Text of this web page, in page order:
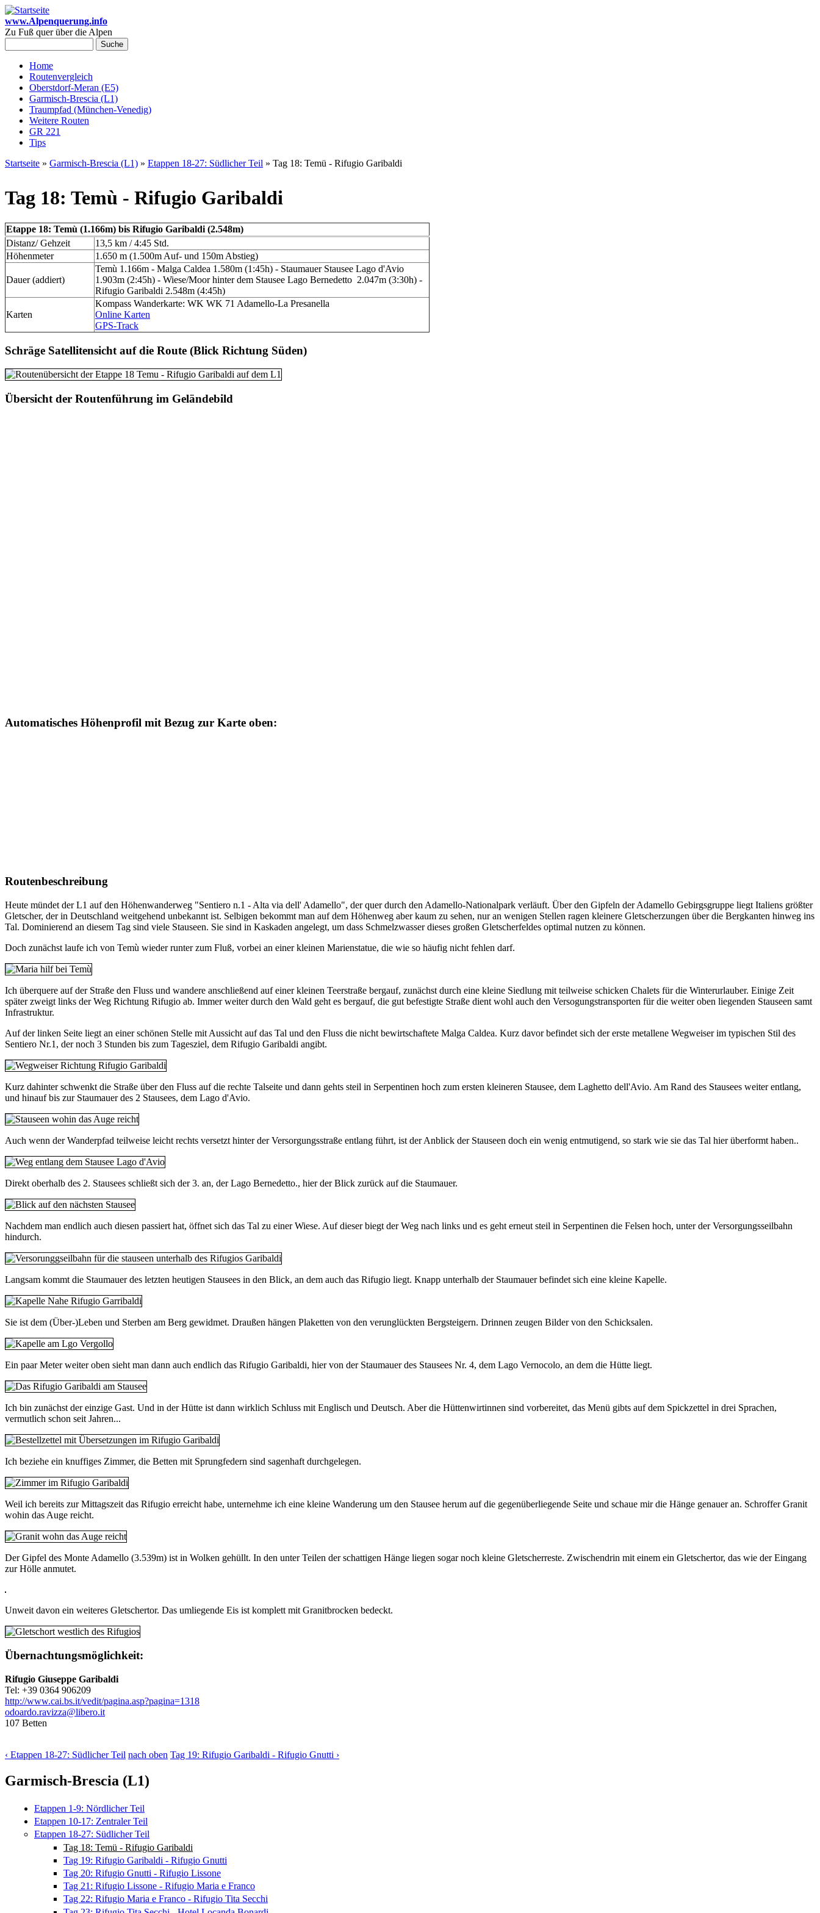
Direkt zum Inhalt
www.Alpenquerung.info
Zu Fuß quer über die Alpen
Hauptmenü
Home
Routenvergleich
Oberstdorf-Meran (E5)
Garmisch-Brescia (L1)
Traumpfad (München-Venedig)
Weitere Routen
GR 221
Tips
Startseite » Garmisch-Brescia (L1) » Etappen 18-27: Südlicher Teil » Tag 18: Temü - Rifugio Garibaldi
Tag 18: Temù - Rifugio Garibaldi
Etappe 18: Temù (1.166m) bis Rifugio Garibaldi (2.548m)
Distanz/ Gehzeit
13,5 km / 4:45 Std.
Höhenmeter
1.650 m (1.500m Auf- und 150m Abstieg)
Dauer (addiert)
Temù 1.166m - Malga Caldea 1.580m (1:45h) - Staumauer Stausee Lago d'Avio
1.903m (2:45h) - Wiese/Moor hinter dem Stausee Lago Bernedetto 2.047m (3:30h) -
Rifugio Garibaldi 2.548m (4:45h)
Karten
Kompass Wanderkarte: WK WK 71 Adamello-La Presanella
Online Karten
GPS-Track
Schräge Satellitensicht auf die Route (Blick Richtung Süden)
Übersicht der Routenführung im Geländebild
Automatisches Höhenprofil mit Bezug zur Karte oben:
Routenbeschreibung
Heute mündet der L1 auf den Höhenwanderweg "Sentiero n.1 - Alta via dell' Adamello", der quer durch den Adamello-Nationalpark verläuft. Über den Gipfeln der Adamello Gebirgsgruppe liegt Italiens größter
Gletscher, der in Deutschland weitgehend unbekannt ist. Selbigen bekommt man auf dem Höhenweg aber kaum zu sehen, nur an wenigen Stellen ragen kleinere Gletscherzungen über die Bergkanten hinweg ins
Tal. Dominierend an diesem Tag sind viele Stauseen. Sie sind in Kaskaden angelegt, um dass Schmelzwasser dieses großen Gletscherfeldes optimal nutzen zu können.
Doch zunächst laufe ich von Temù wieder runter zum Fluß, vorbei an einer kleinen Marienstatue, die wie so häufig nicht fehlen darf.
Ich überquere auf der Straße den Fluss und wandere anschließend auf einer kleinen Teerstraße bergauf, zunächst durch eine kleine Siedlung mit teilweise schicken Chalets für die Winterurlauber. Einige Zeit
später zweigt links der Weg Richtung Rifugio ab. Immer weiter durch den Wald geht es bergauf, die gut befestigte Straße dient wohl auch den Versogungstransporten für die weiter oben liegenden Stauseen samt
Infrastruktur.
Auf der linken Seite liegt an einer schönen Stelle mit Aussicht auf das Tal und den Fluss die nicht bewirtschaftete Malga Caldea. Kurz davor befindet sich der erste metallene Wegweiser im typischen Stil des
Sentiero Nr.1, der noch 3 Stunden bis zum Tagesziel, dem Rifugio Garibaldi angibt.
Kurz dahinter schwenkt die Straße über den Fluss auf die rechte Talseite und dann gehts steil in Serpentinen hoch zum ersten kleineren Stausee, dem Laghetto dell'Avio. Am Rand des Stausees weiter entlang,
und hinauf bis zur Staumauer des 2 Stausees, dem Lago d'Avio.
Auch wenn der Wanderpfad teilweise leicht rechts versetzt hinter der Versorgungsstraße entlang führt, ist der Anblick der Stauseen doch ein wenig entmutigend, so stark wie sie das Tal hier überformt haben..
Direkt oberhalb des 2. Stausees schließt sich der 3. an, der Lago Bernedetto., hier der Blick zurück auf die Staumauer.
Nachdem man endlich auch diesen passiert hat, öffnet sich das Tal zu einer Wiese. Auf dieser biegt der Weg nach links und es geht erneut steil in Serpentinen die Felsen hoch, unter der Versorgungsseilbahn
hindurch.
Langsam kommt die Staumauer des letzten heutigen Stausees in den Blick, an dem auch das Rifugio liegt. Knapp unterhalb der Staumauer befindet sich eine kleine Kapelle.
Sie ist dem (Über-)Leben und Sterben am Berg gewidmet. Draußen hängen Plaketten von den verunglückten Bergsteigern. Drinnen zeugen Bilder von den Schicksalen.
Ein paar Meter weiter oben sieht man dann auch endlich das Rifugio Garibaldi, hier von der Staumauer des Stausees Nr. 4, dem Lago Vernocolo, an dem die Hütte liegt.
Ich bin zunächst der einzige Gast. Und in der Hütte ist dann wirklich Schluss mit Englisch und Deutsch. Aber die Hüttenwirtinnen sind vorbereitet, das Menü gibts auf dem Spickzettel in drei Sprachen,
vermutlich schon seit Jahren...
Ich beziehe ein knuffiges Zimmer, die Betten mit Sprungfedern sind sagenhaft durchgelegen.
Weil ich bereits zur Mittagszeit das Rifugio erreicht habe, unternehme ich eine kleine Wanderung um den Stausee herum auf die gegenüberliegende Seite und schaue mir die Hänge genauer an. Schroffer Granit
wohin das Auge reicht.
Der Gipfel des Monte Adamello (3.539m) ist in Wolken gehüllt. In den unter Teilen der schattigen Hänge liegen sogar noch kleine Gletscherreste. Zwischendrin mit einem ein Gletschertor, das wie der Eingang
zur Hölle anmutet.
Unweit davon ein weiteres Gletschertor. Das umliegende Eis ist komplett mit Granitbrocken bedeckt.
Übernachtungsmöglichkeit:
Rifugio Giuseppe Garibaldi
Tel: +39 0364 906209
http://www.cai.bs.it/vedit/pagina.asp?pagina=1318
odoardo.ravizza@libero.it
107 Betten
‹ Etappen 18-27: Südlicher Teil nach oben Tag 19: Rifugio Garibaldi - Rifugio Gnutti ›
Garmisch-Brescia (L1)
Etappen 1-9: Nördlicher Teil
Etappen 10-17: Zentraler Teil
Etappen 18-27: Südlicher Teil
Tag 18: Temü - Rifugio Garibaldi
Tag 19: Rifugio Garibaldi - Rifugio Gnutti
Tag 20: Rifugio Gnutti - Rifugio Lissone
Tag 21: Rifugio Lissone - Rifugio Maria e Franco
Tag 22: Rifugio Maria e Franco - Rifugio Tita Secchi